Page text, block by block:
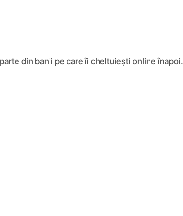
din banii pe care îi cheltuiești online înapoi.